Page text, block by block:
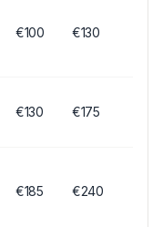
€100 €130
€130 €175
€185 €240